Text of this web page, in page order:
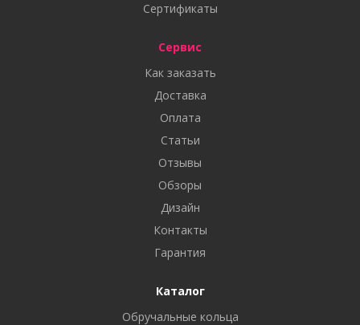
Сертификаты
Сервис
Как заказать
Доставка
Оплата
Статьи
Отзывы
Обзоры
Дизайн
Контакты
Гарантия
Каталог
Обручальные кольца